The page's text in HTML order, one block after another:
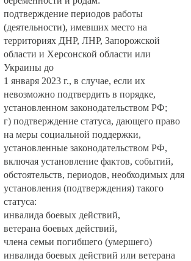
подтверждение периодов работы
(деятельности), имевших место на
территориях ДНР, ЛНР, Запорожской
области и Херсонской области или
Украины до
1 января 2023 г., в случае, если их
невозможно подтвердить в порядке,
установленном законодательством РФ;
г) подтверждение статуса, дающего право
на меры социальной поддержки,
установленные законодательством РФ,
включая установление фактов, событий,
обстоятельств, периодов, необходимых для
установления (подтверждения) такого
статуса:
инвалида боевых действий,
ветерана боевых действий,
члена семьи погибшего (умершего)
инвалида боевых действий или ветерана